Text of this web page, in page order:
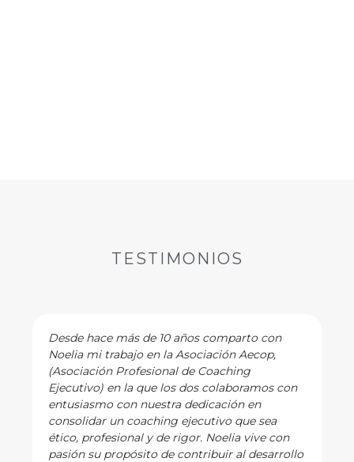
TESTIMONIOS
Desde hace más de 10 años comparto con
Noelia mi trabajo en la Asociación Aecop,
(Asociación Profesional de Coaching
Ejecutivo) en la que los dos colaboramos con
entusiasmo con nuestra dedicación en
consolidar un coaching ejecutivo que sea
ético, profesional y de rigor. Noelia vive con
pasión su propósito de contribuir al desarrollo